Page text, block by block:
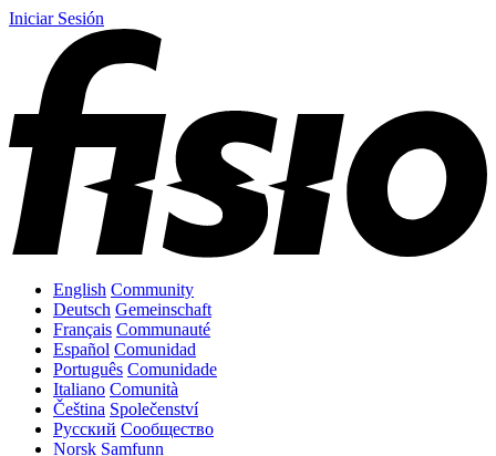
Iniciar Sesión
English Community
Deutsch Gemeinschaft
Français Communauté
Español Comunidad
Português Comunidade
Italiano Comunità
Čeština Společenství
Русский Сообщество
Norsk Samfunn